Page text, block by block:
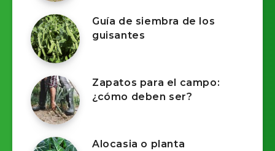
Guía de siembra de los
guisantes
Zapatos para el campo:
¿cómo deben ser?
Alocasia o planta